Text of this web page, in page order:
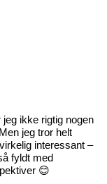
ikke rigtig nogen
jeg tror helt
interessant –
fyldt med
😊